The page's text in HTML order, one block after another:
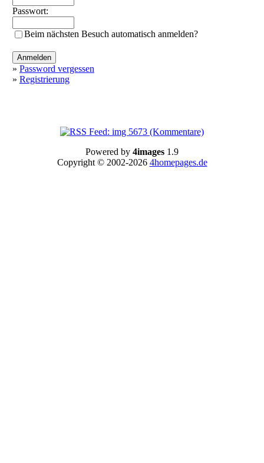
Passwort:
Beim nächsten Besuch automatisch anmelden?
» Password vergessen
» Registrierung
Powered by 4images 1.9
Copyright © 2002-2026 4homepages.de